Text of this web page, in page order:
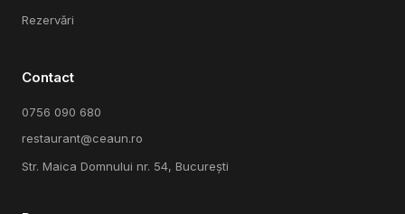
Rezervări
Contact
0756 090 680
restaurant@ceaun.ro
Str. Maica Domnului nr. 54, București